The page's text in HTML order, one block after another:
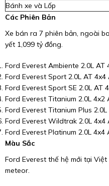
Bánh xe và Lốp
Các Phiên Bản
Xe bán ra 7 phiên bản, ngoài
yết 1,099 tỷ đồng.
Ford Everest Ambiente 2.0L AT
Ford Everest Sport 2.0L AT 4x4
Ford Everest Sport SE 2.0L AT
Ford Everest Titanium 2.0L 4x2
Ford Everest Titanium Plus 2.0L
Ford Everest Wildtrak 2.0L 4x4
Ford Everest Platinum 2.0L 4x4
Màu Sắc
Ford Everest thế hệ mới tại
meteor.